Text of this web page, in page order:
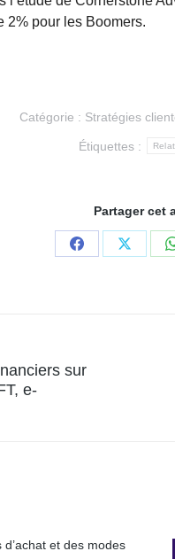
2% pour les Boomers.
Catégorie : Stratégies
Étiquettes :
Partager cet
Partager
sur
e-
et des modes